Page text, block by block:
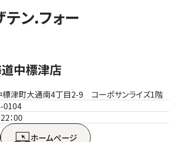
テン.フォー
中標津店
標津町大通南4丁目2-9 コーポサンライズ1階
0104
：00
ホームぺージ